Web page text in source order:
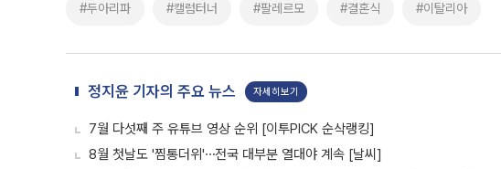
#두아리파 #캘럼터너 #팔레르모 #결혼식 #이탈리아
정지윤 기자의 주요 뉴스 자세히보기
7월 다섯째 주 유튜브 영상 순위 [이투PICK 순삭랭킹]
8월 첫날도 '찜통더위'⋯전국 대부분 열대야 계속 [날씨]